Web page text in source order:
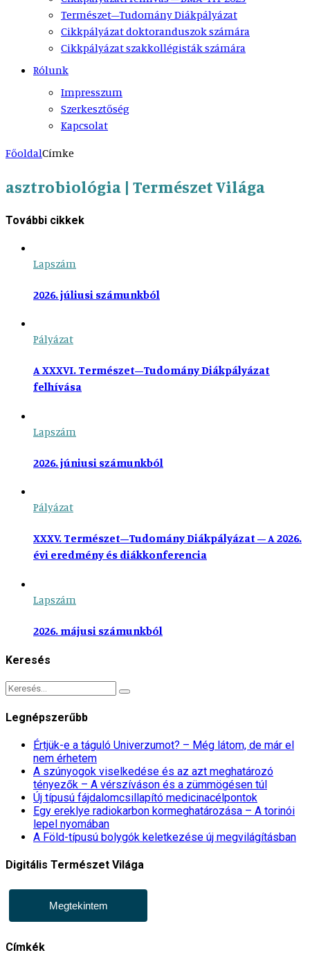
Természet–Tudomány Diákpályázat
Cikkpályázat doktoranduszok számára
Cikkpályázat szakkollégisták számára
Rólunk
Impresszum
Szerkesztőség
Kapcsolat
FőoldalCímke
asztrobiológia | Természet Világa
További cikkek
Lapszám
2026. júliusi számunkból
Pályázat
A XXXVI. Természet–Tudomány Diákpályázat
felhívása
Lapszám
2026. júniusi számunkból
Pályázat
XXXV. Természet–Tudomány Diákpályázat – A 2026.
évi eredmény és diákkonferencia
Lapszám
2026. májusi számunkból
Keresés
Legnépszerűbb
Értjük-e a táguló Univerzumot? – Még látom, de már el
nem érhetem
A szúnyogok viselkedése és az azt meghatározó
tényezők – A vérszíváson és a zümmögésen túl
Új típusú fájdalomcsillapító medicinacélpontok
Egy ereklye radiokarbon kormeghatározása – A torinói
lepel nyomában
A Föld-típusú bolygók keletkezése új megvilágításban
Digitális Természet Világa
Megtekintem
Címkék